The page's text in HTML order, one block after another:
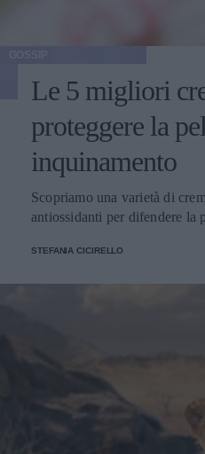
Le 5 migliori
proteggere la
inquinamento
Scopriamo una varietà di
antiossidanti per difendere la
STEFANIA CICIRELLO